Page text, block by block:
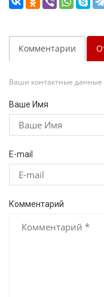
Комментарии
Ваши контактные данные
Ваше Имя
E-mail
Комментарий